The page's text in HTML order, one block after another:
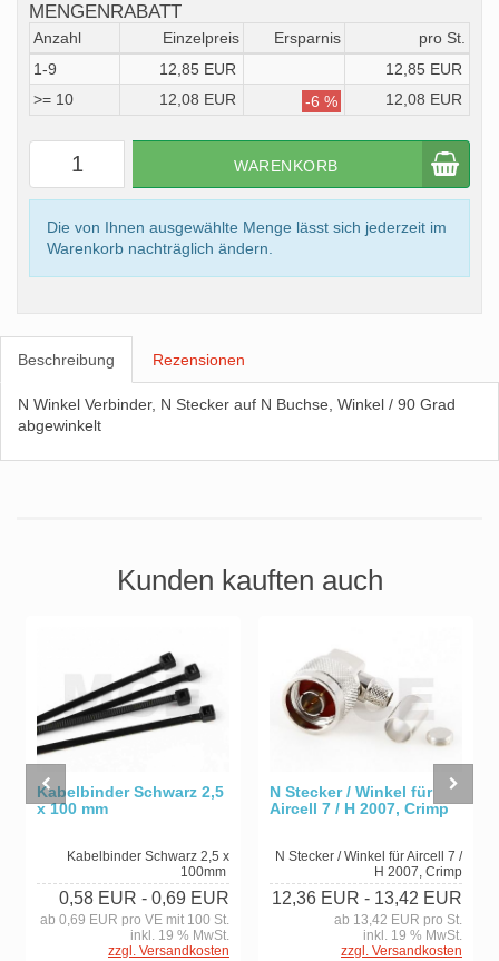
MENGENRABATT
Anzahl Einzelpreis Ersparnis
pro St.
1-9
12,85 EUR
12,85 EUR
>= 10
12,08 EUR -6 % 12,08 EUR
WARENKORB
Die von Ihnen ausgewählte Menge lässt sich jederzeit im
Warenkorb nachträglich ändern.
Beschreibung Rezensionen
N Winkel Verbinder, N Stecker auf N Buchse, Winkel / 90 Grad
abgewinkelt
Kunden kauften auch
Kabelbinder Schwarz 2,5
x 100 mm
Kabelbinder Schwarz 2,5 x
100mm
0,58 EUR - 0,69 EUR
ab 0,69 EUR pro VE mit 100 St.
inkl. 19 % MwSt.
zzgl. Versandkosten
N Stecker / Winkel für
Aircell 7 / H 2007, Crimp
N Stecker / Winkel für Aircell 7 /
H 2007, Crimp
12,36 EUR - 13,42 EUR
ab 13,42 EUR pro St.
inkl. 19 % MwSt.
zzgl. Versandkosten